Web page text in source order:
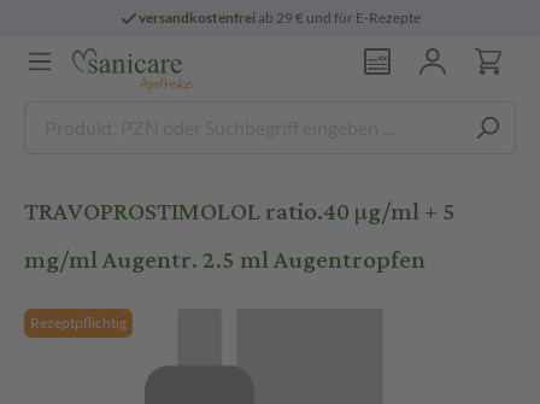
versandkostenfreiab 29 € und für E-Rezepte
TRAVOPROSTIMOLOL ratio.40 µg/ml + 5
mg/ml Augentr. 2.5 ml Augentropfen
Rezeptpflichtig